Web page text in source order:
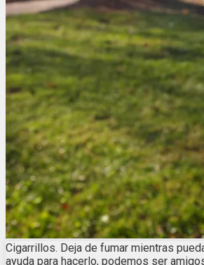
Cigarrillos. Deja de fumar mientras
ayuda para hacerlo, podemos ser